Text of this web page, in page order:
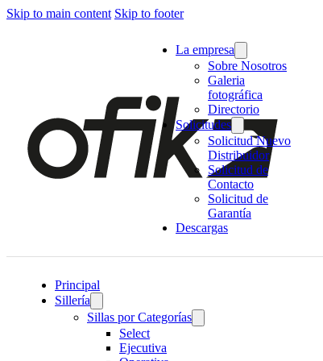
Skip to main content Skip to footer
La empresa
Sobre Nosotros
Galeria
fotográfica
Directorio
Solicitudes
Solicitud Nuevo
Distribuidor
Solicitud de
Contacto
Solicitud de
Garantía
Descargas
Principal
Sillería
Sillas por Categorías
Select
Ejecutiva